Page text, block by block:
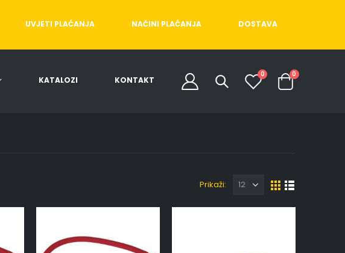
UVJETI PLAĆANJA NAČINI PLAĆANJA DOSTAVA
KATALOZI KONTAKT
0 0
Prikaži: